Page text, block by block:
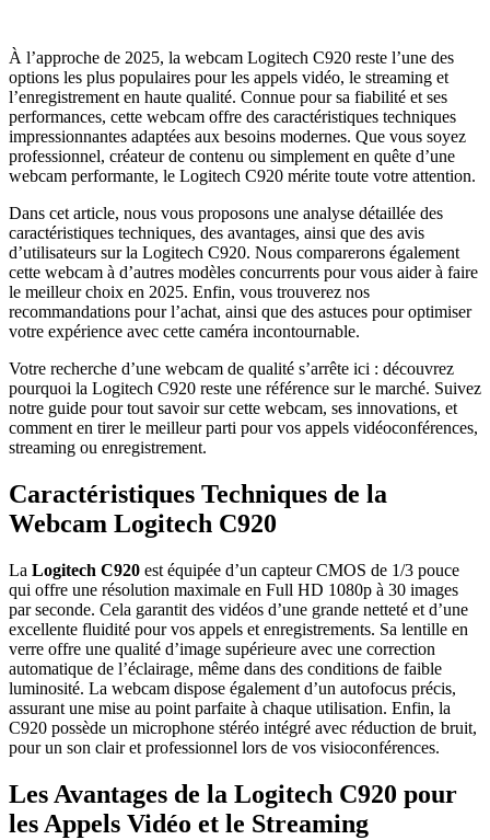
À l’approche de 2025, la webcam Logitech C920 reste l’une des
options les plus populaires pour les appels vidéo, le streaming et
l’enregistrement en haute qualité. Connue pour sa fiabilité et ses
performances, cette webcam offre des caractéristiques techniques
impressionnantes adaptées aux besoins modernes. Que vous soyez
professionnel, créateur de contenu ou simplement en quête d’une
webcam performante, le Logitech C920 mérite toute votre attention.
Dans cet article, nous vous proposons une analyse détaillée des
caractéristiques techniques, des avantages, ainsi que des avis
d’utilisateurs sur la Logitech C920. Nous comparerons également
cette webcam à d’autres modèles concurrents pour vous aider à faire
le meilleur choix en 2025. Enfin, vous trouverez nos
recommandations pour l’achat, ainsi que des astuces pour optimiser
votre expérience avec cette caméra incontournable.
Votre recherche d’une webcam de qualité s’arrête ici : découvrez
pourquoi la Logitech C920 reste une référence sur le marché. Suivez
notre guide pour tout savoir sur cette webcam, ses innovations, et
comment en tirer le meilleur parti pour vos appels vidéoconférences,
streaming ou enregistrement.
Caractéristiques Techniques de la
Webcam Logitech C920
La Logitech C920 est équipée d’un capteur CMOS de 1/3 pouce
qui offre une résolution maximale en Full HD 1080p à 30 images
par seconde. Cela garantit des vidéos d’une grande netteté et d’une
excellente fluidité pour vos appels et enregistrements. Sa lentille en
verre offre une qualité d’image supérieure avec une correction
automatique de l’éclairage, même dans des conditions de faible
luminosité. La webcam dispose également d’un autofocus précis,
assurant une mise au point parfaite à chaque utilisation. Enfin, la
C920 possède un microphone stéréo intégré avec réduction de bruit,
pour un son clair et professionnel lors de vos visioconférences.
Les Avantages de la Logitech C920 pour
les Appels Vidéo et le Streaming